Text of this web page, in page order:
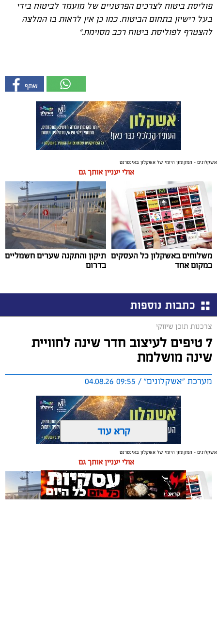
פוליסת ביטוח לצרכים הפרטניים של מועמד לביטוח בידי
בעל רישיון בתחום הביטוח. כמו כן אין לראות בו המלצה
להצטרף לפוליסת ביטוח רכב מסוימת."
אשקלונים - המקומון היומי של אשקלון באינטרנט
אולי יעניין אותך גם
משלוחים באשקלון כל העסקים
במקום אחד
תיקון והתקנה שערים חשמליים
בדרום
כתבות נוספות
צרכנות תוכן שיווקי
7 טיפים לעיצוב חדר שינה לחוויית
שינה מושלמת
מערכת "אשקלונים" / 09:55 04.08.26
תגים:טקסטיל, חדר שינה, שינה
תכנון נכון של חדר השינה משפיע באופן ישיר על איכות
המנוחה, על רמות האנרגיה בבוקר ועל התחושה הכללית
קרא עוד
אשקלונים - המקומון היומי של אשקלון באינטרנט
אולי יעניין אותך גם